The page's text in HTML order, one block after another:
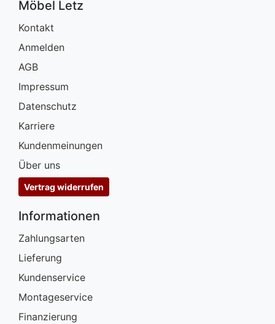
Möbel Letz
Kontakt
Anmelden
AGB
Impressum
Datenschutz
Karriere
Kundenmeinungen
Über uns
Vertrag widerrufen
Informationen
Zahlungsarten
Lieferung
Kundenservice
Montageservice
Finanzierung